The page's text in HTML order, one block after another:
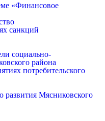
«Финансовое
санкций
социально-
района
потребительского
развития Мясниковского